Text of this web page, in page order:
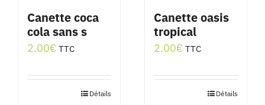
Canette coca
cola sans s
2.00€ TTC
Détails
Canette oasis
tropical
2.00€ TTC
Détails